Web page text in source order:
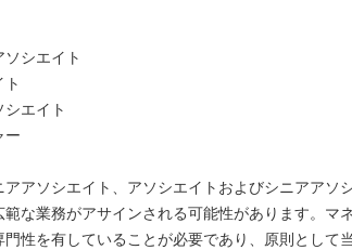
ソシエイト
ト
シエイト
ー
アアソシエイト、アソシエイトおよびシニアアソ
範な業務がアサインされる可能性があります。マ
門性を有していることが必要であり、原則として